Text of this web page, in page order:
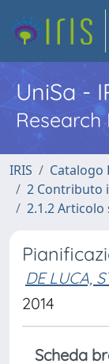
UniSa -
IRIS
Catalogo
2 Contributo
2.1.2 Articolo
DE LUCA,
2014
Scheda